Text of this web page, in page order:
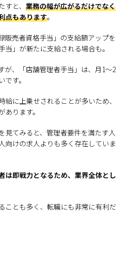
と、 業務の幅が広がるだけでなく
点もあります。
販売者資格手当」の支給額アップを
当」が新たに支給される場合も。
が、「店舗管理者手当」は、月1～2
す。
に上乗せされることが多いため、
ります。
見てみると、管理者要件を満たす人
向けの求人よりも多く存在していま
は即戦力となるため、業界全体とし
ことも多く、転職にも非常に有利だ